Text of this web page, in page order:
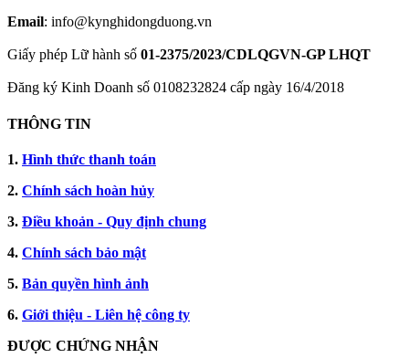
Email: info@kynghidongduong.vn
Giấy phép Lữ hành số 01-2375/2023/CDLQGVN-GP LHQT
Đăng ký Kinh Doanh số 0108232824 cấp ngày 16/4/2018
THÔNG TIN
1. Hình thức thanh toán
2. Chính sách hoàn hủy
3. Điều khoản - Quy định chung
4. Chính sách bảo mật
5. Bản quyền hình ảnh
6. Giới thiệu - Liên hệ công ty
ĐƯỢC CHỨNG NHẬN​